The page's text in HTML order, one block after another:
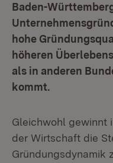
Baden-
hohe
höheren
als in anderen
kommt.
Gleichwohl gewinnt
der Wirtschaft die
Gründungsdynamik